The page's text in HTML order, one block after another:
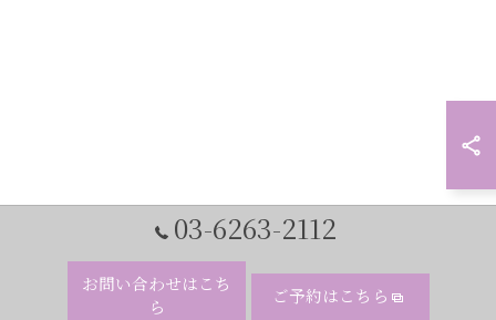
03-6263-2112
お問い合わせはこち
ら
ご予約はこちら